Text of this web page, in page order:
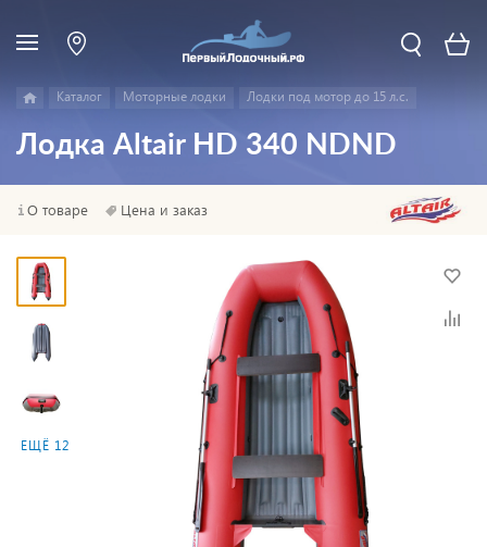
Каталог Моторные лодки Лодки под мотор до 15 л.с.
Лодка Altair HD 340 NDND
О товаре Цена и заказ
ЕЩЁ 12